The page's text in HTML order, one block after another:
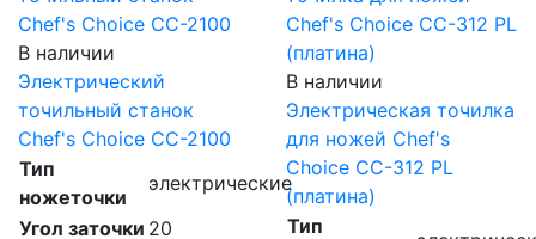
В наличии
Электрический
точильный станок
Chef's Choice CC-2100
Тип
ножеточки
электрические
Угол заточки 20
В наличии
Электрическая точилка
для ножей Chef's
Choice CC-312 PL
(платина)
Тип